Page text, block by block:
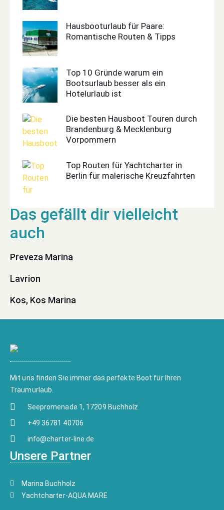
Hausbooturlaub für Paare:
Romantische Routen & Tipps
Top 10 Gründe warum ein
Bootsurlaub besser als ein
Hotelurlaub ist
Die besten Hausboot Touren durch
Brandenburg & Mecklenburg
Vorpommern
Top Routen für Yachtcharter in
Berlin für malerische Kreuzfahrten
Preveza Marina
Lavrion
Kos, Kos Marina
Mit uns finden Sie immer das perfekte Boot für Ihren
Traumurlaub.
Seepromenade 1, 17209 Buchholz
+49 36781 40706
info@charter-line.de
Unsere Partner
Marina Buchholz
Yachtcharter-AQUA MARE